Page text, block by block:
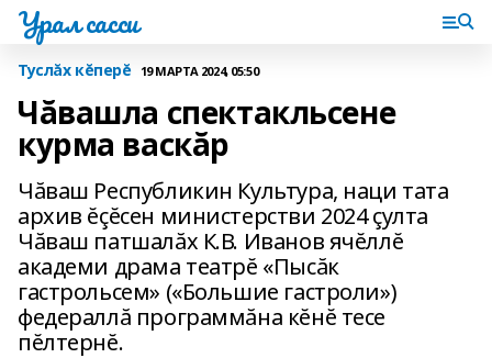
Урал сасси
Туслăх кĕперĕ 19 МАРТА 2024, 05:50
Чăвашла спектакльсене
курма васкăр
Чăваш Республикин Культура, наци тата
архив ĕçĕсен министерстви 2024 çулта
Чăваш патшалăх К.В. Иванов ячĕллĕ
академи драма театрĕ «Пысăк
гастрольсем» («Большие гастроли»)
федераллă программăна кĕнĕ тесе
пĕлтернĕ.